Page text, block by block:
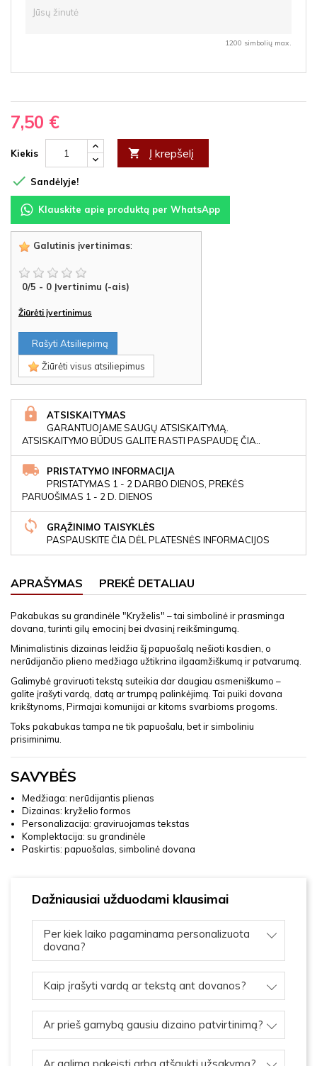
1200 simbolių max.
7,50 €
Kiekis  Į krepšelį
 Sandėlyje!
Klauskite apie produktą per WhatsApp
Galutinis įvertinimas:
0/5 - 0 Įvertinimu (-ais)
Žiūrėti įvertinimus
Rašyti Atsiliepimą
Žiūrėti visus atsiliepimus
ATSISKAITYMAS
GARANTUOJAME SAUGŲ ATSISKAITYMĄ.
ATSISKAITYMO BŪDUS GALITE RASTI PASPAUDĘ ČIA..
PRISTATYMO INFORMACIJA
PRISTATYMAS 1 - 2 DARBO DIENOS, PREKĖS
PARUOŠIMAS 1 - 2 D. DIENOS
GRĄŽINIMO TAISYKLĖS
PASPAUSKITE ČIA DĖL PLATESNĖS INFORMACIJOS
APRAŠYMAS PREKĖ DETALIAU
Pakabukas su grandinėle "Kryželis" – tai simbolinė ir prasminga
dovana, turinti gilų emocinį bei dvasinį reikšmingumą.
Minimalistinis dizainas leidžia šį papuošalą nešioti kasdien, o
nerūdijančio plieno medžiaga užtikrina ilgaamžiškumą ir patvarumą.
Galimybė graviruoti tekstą suteikia dar daugiau asmeniškumo –
galite įrašyti vardą, datą ar trumpą palinkėjimą. Tai puiki dovana
krikštynoms, Pirmajai komunijai ar kitoms svarbioms progoms.
Toks pakabukas tampa ne tik papuošalu, bet ir simboliniu
prisiminimu.
SAVYBĖS
Medžiaga: nerūdijantis plienas
Dizainas: kryželio formos
Personalizacija: graviruojamas tekstas
Komplektacija: su grandinėle
Paskirtis: papuošalas, simbolinė dovana
Dažniausiai užduodami klausimai
Per kiek laiko pagaminama personalizuota
dovana?
Kaip įrašyti vardą ar tekstą ant dovanos?
Ar prieš gamybą gausiu dizaino patvirtinimą?